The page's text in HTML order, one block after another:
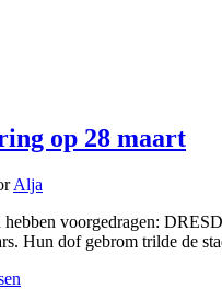
op 28 maart
Alja
voorgedragen:
Hun dof gebrom trilde de